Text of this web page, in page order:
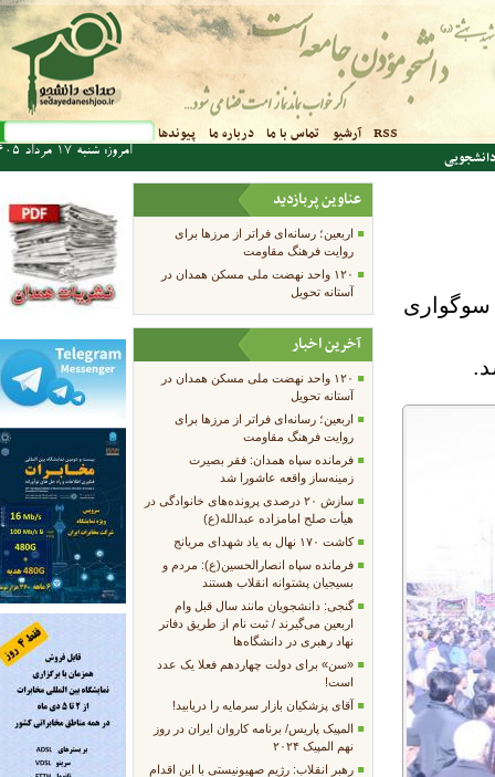
فرم جستجو
جستجو RSS آرشیو تماس با ما درباره ما پیوندها
امروز: شنبه 17 مرداد 1405
سوگواری
عناوین پربازدید
اربعین؛ رسانه‌ای فراتر از مرزها برای
روایت فرهنگ مقاومت
۱۲۰ واحد نهضت ملی مسکن همدان در
آستانه تحویل
آخرین اخبار
۱۲۰ واحد نهضت ملی مسکن همدان در
آستانه تحویل
اربعین؛ رسانه‌ای فراتر از مرزها برای
روایت فرهنگ مقاومت
فرمانده سپاه همدان: فقر بصیرت
زمینه‌ساز واقعه عاشورا شد
سازش ۲۰ درصدی پرونده‌های خانوادگی در
هیأت صلح امامزاده عبدالله(ع)
کاشت ۱۷۰ نهال به یاد شهدای مریانج
فرمانده سپاه انصارالحسین(ع): مردم و
بسیجیان پشتوانه انقلاب هستند
گنجی: دانشجویان مانند سال قبل وام
اربعین می‌گیرند / ثبت نام از طریق دفاتر
نهاد رهبری در دانشگاه‌ها
«سن» برای دولت چهاردهم فعلا یک عدد
است!
آقای پزشکیان بازار سرمایه را دریابید!
المپیک پاریس/ برنامه کاروان ایران در روز
نهم المپیک ۲۰۲۴
رهبر انقلاب: رژیم صهیونیستی با این اقدام